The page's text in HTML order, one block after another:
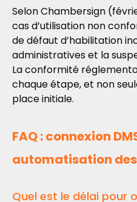
Selon Chambersign
cas d’utilisation non
de défaut d’habilitation
administratives et la
La conformité
chaque étape, et non
place initiale.
FAQ : connexion
automatisation
Quel est le délai pour